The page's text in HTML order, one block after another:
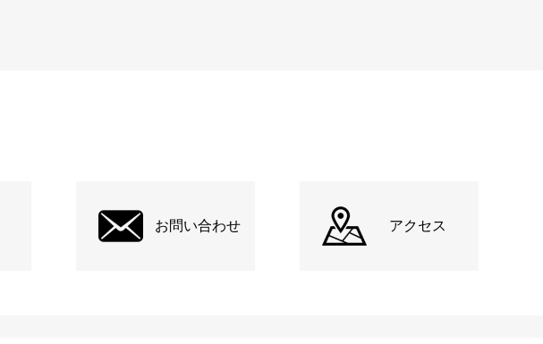
お問い合わせ アクセス